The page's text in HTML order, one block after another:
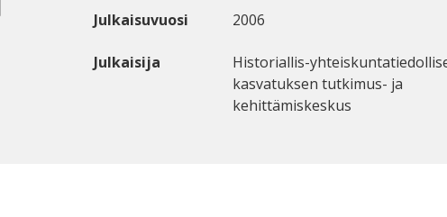
Julkaisuvuosi 2006
Julkaisija
Historiallis-
kasvatuksen tutkimus- ja
kehittämiskeskus